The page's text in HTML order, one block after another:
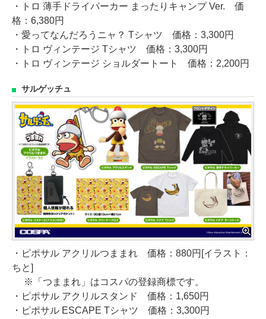
・トロ 薄手ドライパーカー まったりキャンプ Ver. 価
格：6,380円
・愛ってなんだろうニャ？ Tシャツ 価格：3,300円
・トロ ヴィンテージ Tシャツ 価格：3,300円
・トロ ヴィンテージ ショルダートート 価格：2,200円
サルゲッチュ
・ピポサル アクリルつままれ 価格：880円[イラスト：
ちと]
※「つままれ」はコスパの登録商標です。
・ピポサル アクリルスタンド 価格：1,650円
・ピポサル ESCAPE Tシャツ 価格：3,300円